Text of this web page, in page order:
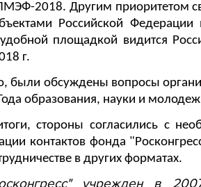
2018. Другим приоритетом
Российской
площадкой видится
г.
были обсуждены вопросы
образования, науки и
стороны согласились с
контактов фонда
в других форматах.